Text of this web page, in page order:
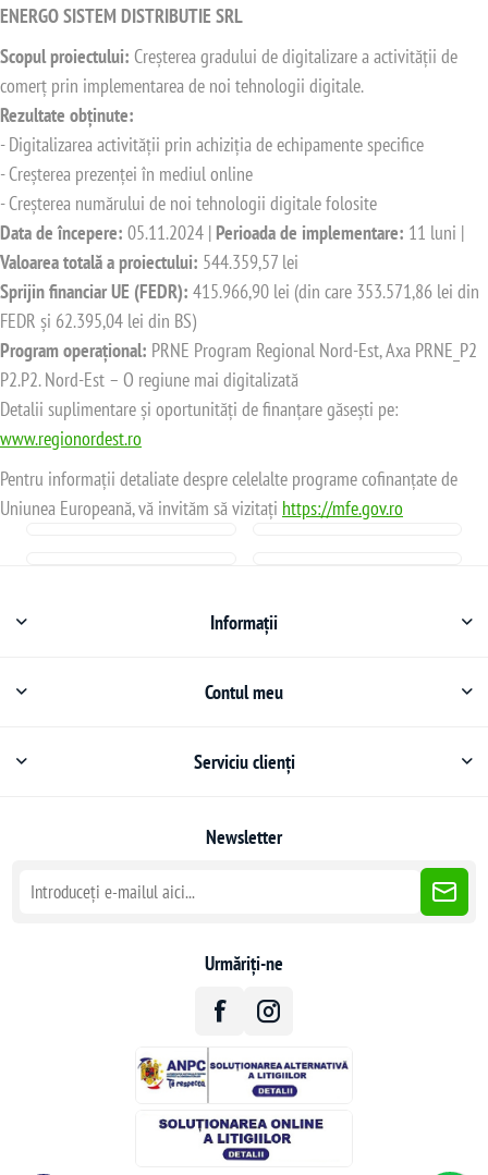
ENERGO SISTEM DISTRIBUTIE SRL
Scopul proiectului: Creșterea gradului de digitalizare a activității de
comerț prin implementarea de noi tehnologii digitale.
Rezultate obținute:
- Digitalizarea activității prin achiziția de echipamente specifice
- Creșterea prezenței în mediul online
- Creșterea numărului de noi tehnologii digitale folosite
Data de începere: 05.11.2024 | Perioada de implementare: 11 luni |
Valoarea totală a proiectului: 544.359,57 lei
Sprijin financiar UE (FEDR): 415.966,90 lei (din care 353.571,86 lei din
FEDR și 62.395,04 lei din BS)
Program operațional: PRNE Program Regional Nord-Est, Axa PRNE_P2
P2.P2. Nord-Est – O regiune mai digitalizată
Detalii suplimentare și oportunități de finanțare găsești pe:
www.regionordest.ro
Pentru informații detaliate despre celelalte programe cofinanțate de
Uniunea Europeană, vă invităm să vizitați https://mfe.gov.ro
Informații
Contul meu
Serviciu clienți
Newsletter
Urmăriți-ne